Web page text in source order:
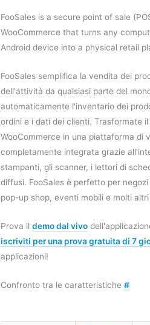
FooSales is a secure point of sale
WooCommerce that turns any
Android device into a physical retail
FooSales semplifica la vendita dei
dell'attività da qualsiasi parte del
automaticamente l'inventario dei
ordini e i dati dei clienti. Trasformate
WooCommerce in una piattaforma di
completamente integrata grazie
stampanti, gli scanner, i lettori di
diffusi. FooSales è perfetto per
pop-up shop, eventi mobili e molti
Prova il demo dal vivo
iscriviti per una prova gratuita di 7
applicazioni!
Confronto tra le caratteristiche #
tra
i
documenti